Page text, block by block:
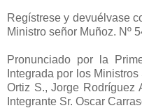
Regístrese y devuélvase
Ministro señor Muñoz. Nº
Pronunciado por la
Integrada por los
Ortiz S., Jorge Rodríguez
Integrante Sr. Oscar